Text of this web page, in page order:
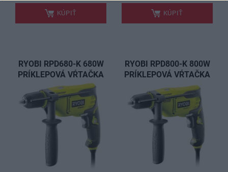
KÚPIŤ KÚPIŤ
RYOBI RPD680-K 680W
PRÍKLEPOVÁ VŔTAČKA
RYOBI RPD800-K 800W
PRÍKLEPOVÁ VŔTAČKA